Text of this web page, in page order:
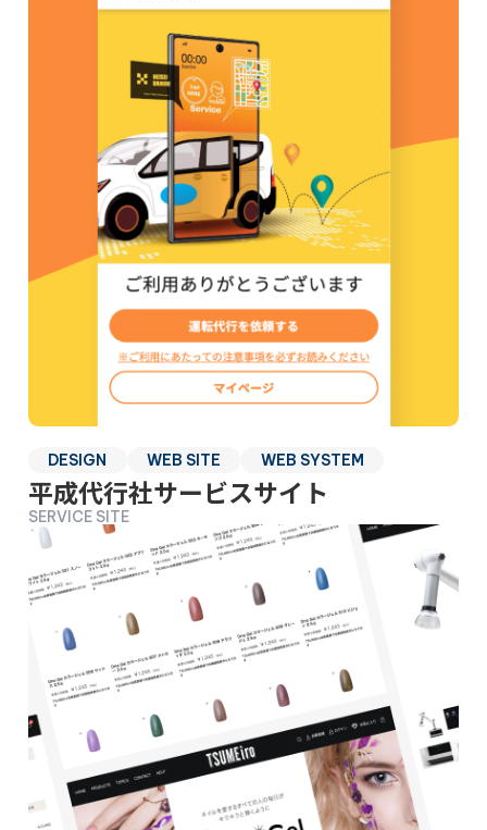
DESIGN WEB SITE WEB SYSTEM
平成代行社サービスサイト
SERVICE SITE